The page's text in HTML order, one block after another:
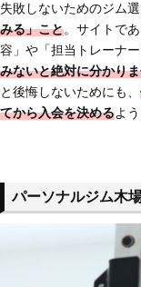
失敗しないためのジム
みる」こと。サイトで
容」や「担当トレーナー
みないと絶対に分かり
と後悔しないためにも、
てから入会を決めるよ
パーソナルジム木